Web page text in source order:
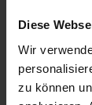
Diese
Wir
zu können